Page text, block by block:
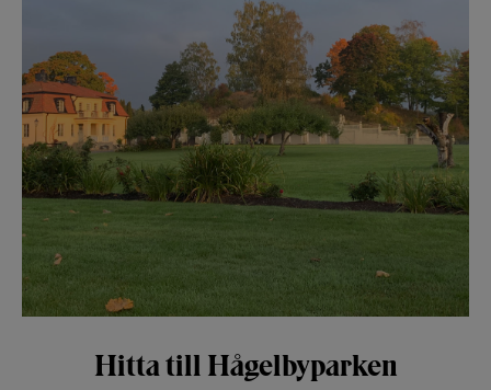
Hitta till Hågelbyparken